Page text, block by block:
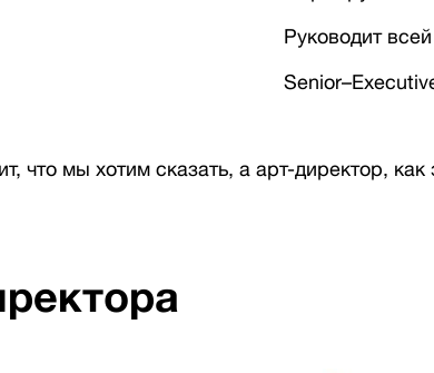
Руководит
что мы хотим сказать, а арт-директор,